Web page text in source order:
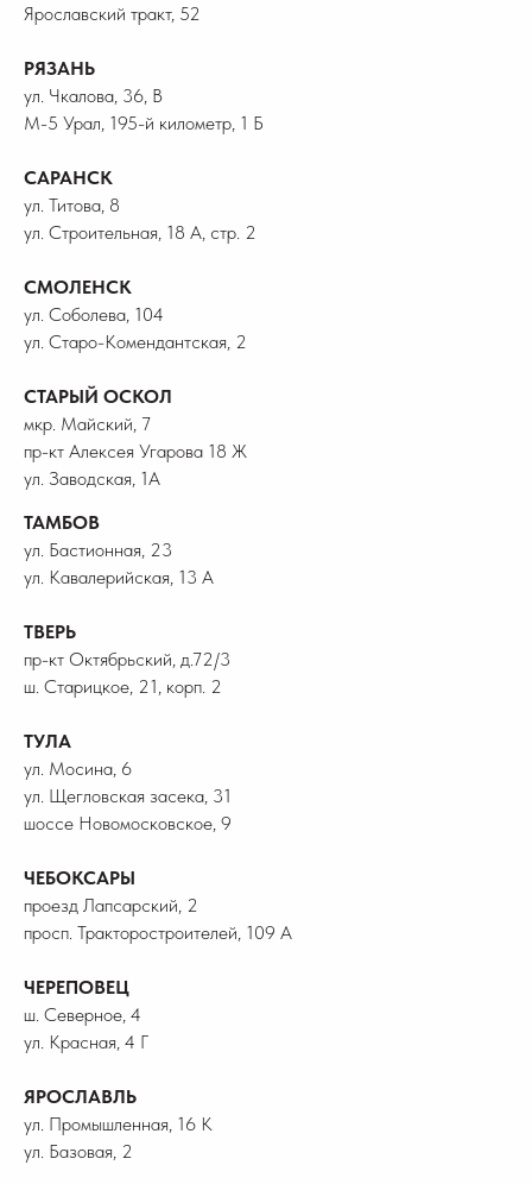
Ярославский тракт, 52
РЯЗАНЬ
ул. Чкалова, 36, В
М-5 Урал, 195-й километр, 1 Б
САРАНСК
ул. Титова, 8
ул. Строительная, 18 А, стр. 2
СМОЛЕНСК
ул. Соболева, 104
ул. Старо-Комендантская, 2
СТАРЫЙ ОСКОЛ
мкр. Майский, 7
пр-кт Алексея Угарова 18 Ж
ул. Заводская, 1А
ТАМБОВ
ул. Бастионная, 23
ул. Кавалерийская, 13 А
ТВЕРЬ
пр-кт Октябрьский, д.72/3
ш. Старицкое, 21, корп. 2
ТУЛА
ул. Мосина, 6
ул. Щегловская засека, 31
шоссе Новомосковское, 9
ЧЕБОКСАРЫ
проезд Лапсарский, 2
просп. Тракторостроителей, 109 А
ЧЕРЕПОВЕЦ
ш. Северное, 4
ул. Красная, 4 Г
ЯРОСЛАВЛЬ
ул. Промышленная, 16 К
ул. Базовая, 2